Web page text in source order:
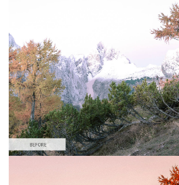
Please select